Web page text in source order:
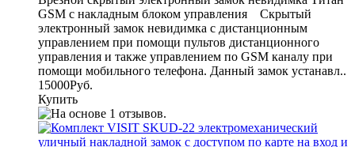
GSM с накладным блоком управления Cкрытый
электронный замок невидимка с дистанционным
управлением при помощи пультов дистанционного
управления и также управлением по GSM каналу при
помощи мобильного телефона. Данный замок устанавл..
15000Руб.
Купить